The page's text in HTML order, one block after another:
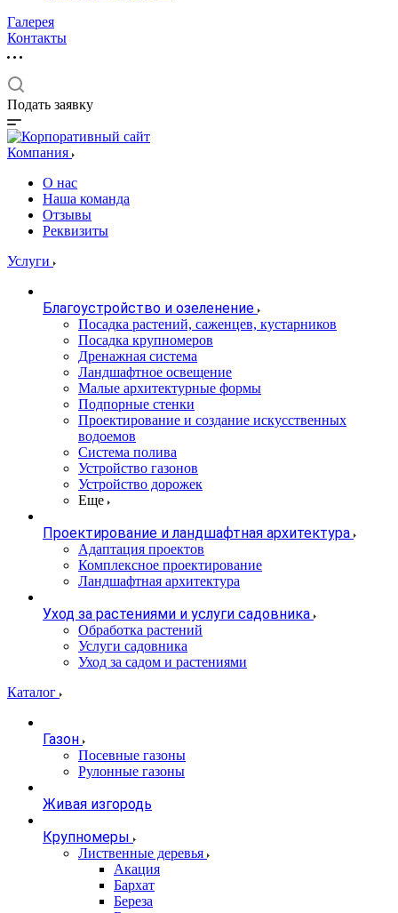
Галерея
Контакты
Подать заявку
Компания
О нас
Наша команда
Отзывы
Реквизиты
Услуги
Благоустройство и озеленение
Посадка растений, саженцев, кустарников
Посадка крупномеров
Дренажная система
Ландшафтное освещение
Малые архитектурные формы
Подпорные стенки
Проектирование и создание искусственных
водоемов
Система полива
Устройство газонов
Устройство дорожек
Еще
Проектирование и ландшафтная архитектура
Адаптация проектов
Комплексное проектирование
Ландшафтная архитектура
Уход за растениями и услуги садовника
Обработка растений
Услуги садовника
Уход за садом и растениями
Каталог
Газон
Посевные газоны
Рулонные газоны
Живая изгородь
Крупномеры
Лиственные деревья
Акация
Бархат
Береза